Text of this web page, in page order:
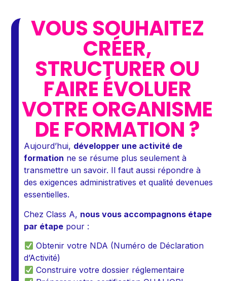
VOUS SOUHAITEZ
CRÉER,
STRUCTURER OU
FAIRE ÉVOLUER
VOTRE ORGANISME
DE FORMATION ?
Aujourd’hui, développer une activité de
formation ne se résume plus seulement à
transmettre un savoir. Il faut aussi répondre à
des exigences administratives et qualité devenues
essentielles.
Chez Class A, nous vous accompagnons étape
par étape pour :
Obtenir votre NDA (Numéro de Déclaration
d’Activité)
Construire votre dossier réglementaire